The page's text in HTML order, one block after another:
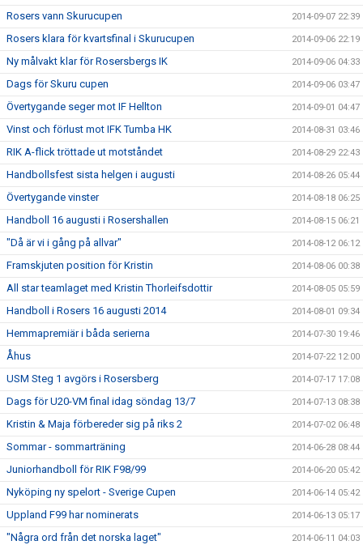
Rosers vann Skurucupen 2014-09-07 22:39
Rosers klara för kvartsfinal i Skurucupen 2014-09-06 22:19
Ny målvakt klar för Rosersbergs IK 2014-09-06 04:33
Dags för Skuru cupen 2014-09-06 03:47
Övertygande seger mot IF Hellton 2014-09-01 04:47
Vinst och förlust mot IFK Tumba HK 2014-08-31 03:46
RIK A-flick tröttade ut motståndet 2014-08-29 22:43
Handbollsfest sista helgen i augusti 2014-08-26 05:44
Övertygande vinster 2014-08-18 06:25
Handboll 16 augusti i Rosershallen 2014-08-15 06:21
"Då är vi i gång på allvar" 2014-08-12 06:12
Framskjuten position för Kristin 2014-08-06 00:38
All star teamlaget med Kristin Thorleifsdottir 2014-08-05 05:59
Handboll i Rosers 16 augusti 2014 2014-08-01 09:34
Hemmapremiär i båda serierna 2014-07-30 19:46
Åhus 2014-07-22 12:00
USM Steg 1 avgörs i Rosersberg 2014-07-17 17:08
Dags för U20-VM final idag söndag 13/7 2014-07-13 08:38
Kristin & Maja förbereder sig på riks 2 2014-07-02 06:48
Sommar - sommarträning 2014-06-28 08:44
Juniorhandboll för RIK F98/99 2014-06-20 05:42
Nyköping ny spelort - Sverige Cupen 2014-06-14 05:42
Uppland F99 har nominerats 2014-06-13 05:17
"Några ord från det norska laget" 2014-06-11 04:03